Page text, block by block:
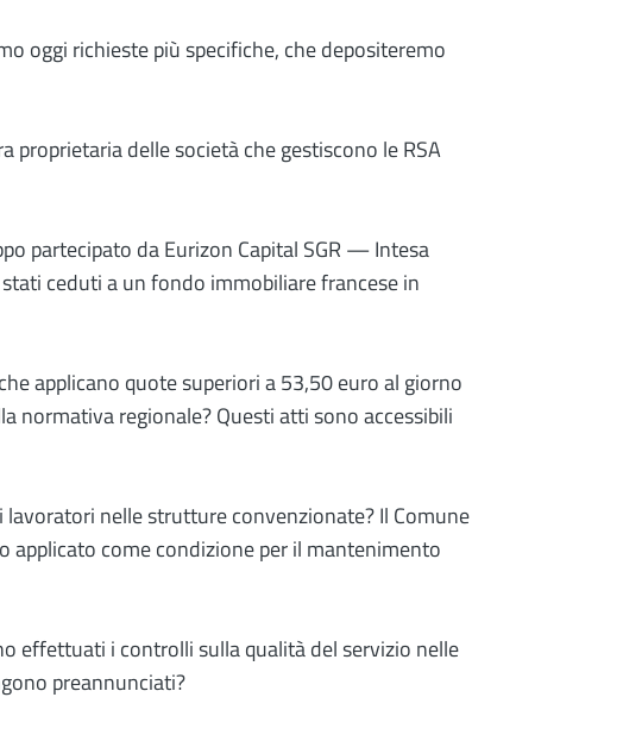
oggi richieste più specifiche, che depositeremo
proprietaria delle società che gestiscono le RSA
partecipato da Eurizon Capital SGR — Intesa
ceduti a un fondo immobiliare francese in
applicano quote superiori a 53,50 euro al giorno
normativa regionale? Questi atti sono accessibili
nelle strutture convenzionate? Il Comune
come condizione per il mantenimento
effettuati i controlli sulla qualità del servizio nelle
preannunciati?